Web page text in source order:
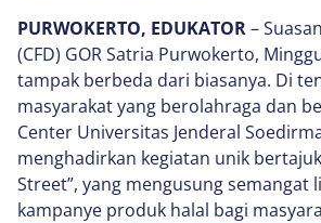
PURWOKERTO, EDUKATOR–
(CFD) GOR Satria Purwokerto,
tampak berbeda dari biasanya. Di
masyarakat yang berolahraga dan
Center Universitas Jenderal
menghadirkan kegiatan unik
Street”, yang mengusung semangat
kampanye produk halal bagi